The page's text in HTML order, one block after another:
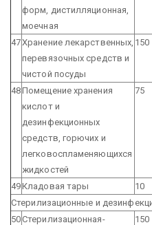
форм, дистилляционная,
моечная
47Хранение лекарственных,
перевязочных средств и
чистой посуды
150
48Помещение хранения
кислот и
дезинфекционных
средств, горючих и
легковоспламеняющихся
жидкостей
75
49Кладовая тары 10
Стерилизационные и
50Стерилизационная-
150